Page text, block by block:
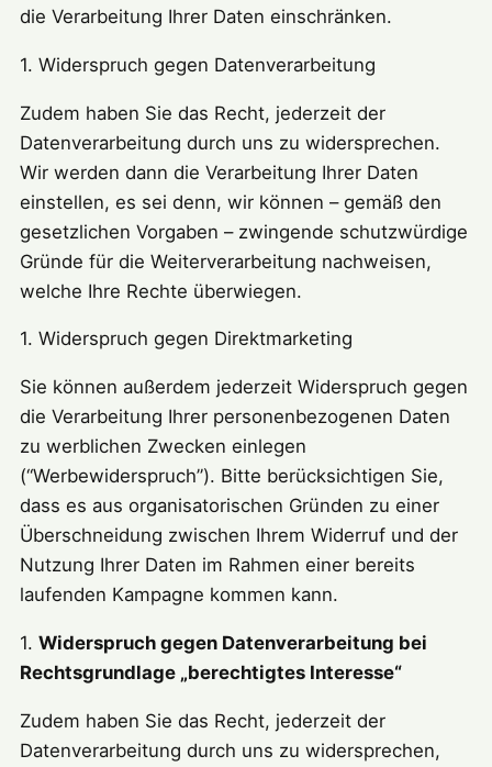
die Verarbeitung Ihrer Daten einschränken.
1. Widerspruch gegen Datenverarbeitung
Zudem haben Sie das Recht, jederzeit der
Datenverarbeitung durch uns zu widersprechen.
Wir werden dann die Verarbeitung Ihrer Daten
einstellen, es sei denn, wir können – gemäß den
gesetzlichen Vorgaben – zwingende schutzwürdige
Gründe für die Weiterverarbeitung nachweisen,
welche Ihre Rechte überwiegen.
1. Widerspruch gegen Direktmarketing
Sie können außerdem jederzeit Widerspruch gegen
die Verarbeitung Ihrer personenbezogenen Daten
zu werblichen Zwecken einlegen
(“Werbewiderspruch”). Bitte berücksichtigen Sie,
dass es aus organisatorischen Gründen zu einer
Überschneidung zwischen Ihrem Widerruf und der
Nutzung Ihrer Daten im Rahmen einer bereits
laufenden Kampagne kommen kann.
1. Widerspruch gegen Datenverarbeitung bei
Rechtsgrundlage „berechtigtes Interesse“
Zudem haben Sie das Recht, jederzeit der
Datenverarbeitung durch uns zu widersprechen,